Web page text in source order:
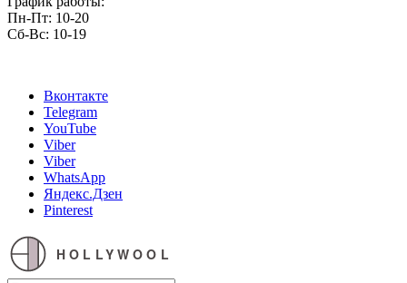
Пн-Пт: 10-20
Сб-Вс: 10-19
Вконтакте
Telegram
YouTube
Viber
Viber
WhatsApp
Яндекс.Дзен
Pinterest
HOLLYWOOL